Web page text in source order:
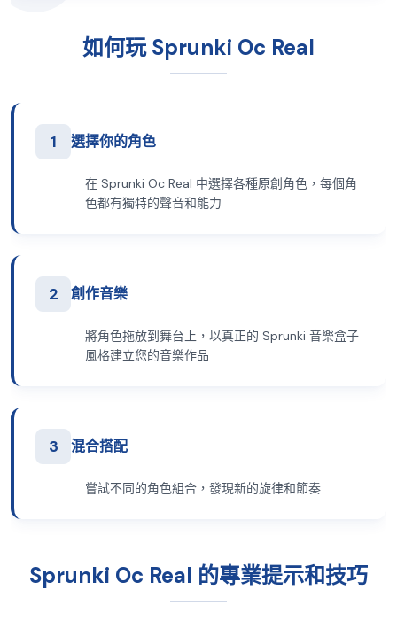
如何玩 Sprunki Oc Real
1 選擇你的角色
在 Sprunki Oc Real 中選擇各種原創角色，每個角
色都有獨特的聲音和能力
2 創作音樂
將角色拖放到舞台上，以真正的 Sprunki 音樂盒子
風格建立您的音樂作品
3 混合搭配
嘗試不同的角色組合，發現新的旋律和節奏
Sprunki Oc Real 的專業提示和技巧